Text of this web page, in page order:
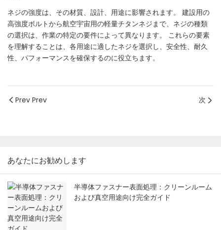
ネジの強度は、その材質、設計、用途に影響されます。 建設用の
高強度ボルトから航空宇宙用の軽量チタンネジまで、ネジの種類
の選択は、作業の特定の要件によって異なります。 これらの要素
を理解することは、各用途に適したネジを選択し、安全性、耐久
性、パフォーマンスを確保するのに役立ちます。
Prev Prev 次
あなたにお勧めします
半導体ファスナー表面処理：クリーンルーム
および真空用途向け完全ガイド